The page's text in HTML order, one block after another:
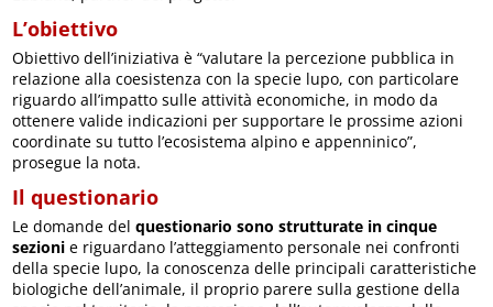
L’obiettivo
Obiettivo dell’iniziativa è “valutare la percezione pubblica in
relazione alla coesistenza con la specie lupo, con particolare
riguardo all’impatto sulle attività economiche, in modo da
ottenere valide indicazioni per supportare le prossime azioni
coordinate su tutto l’ecosistema alpino e appenninico”,
prosegue la nota.
Il questionario
Le domande delquestionario sono strutturate in cinque
sezioni e riguardano l’atteggiamento personale nei confronti
della specie lupo, la conoscenza delle principali caratteristiche
biologiche dell’animale, il proprio parere sulla gestione della